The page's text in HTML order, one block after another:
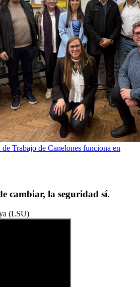
Trabajo de Canelones funciona en
cambiar, la seguridad sí.
(LSU)